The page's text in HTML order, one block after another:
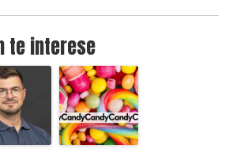
te interese